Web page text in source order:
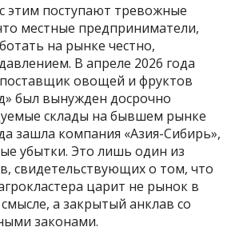
этим поступают тревожные
местные предприниматели,
на рынке честно,
В апреле 2026 года
овощей и фруктов
был вынужден досрочно
склады на бывшем рынке
зашла компания «Азия-Сибирь»,
убытки. Это лишь один из
свидетельствующих о том, что
царит не рынок в
а закрытый анклав со
законами.